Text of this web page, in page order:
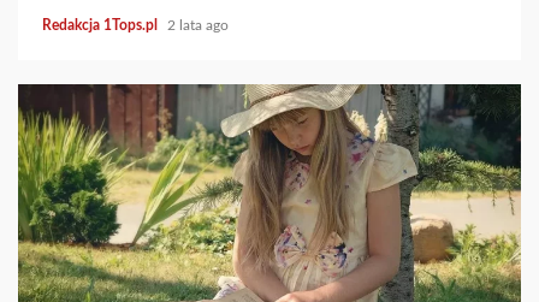
Redakcja 1Tops.pl 2 lata ago